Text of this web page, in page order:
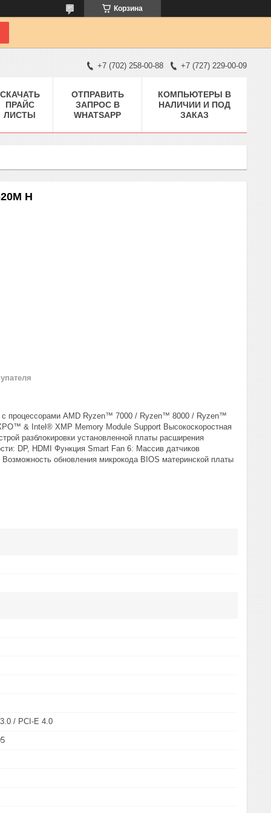
Корзина
+7 (702) 258-00-88 +7 (727) 229-00-09
СКАЧАТЬ
ПРАЙС
ЛИСТЫ
ОТПРАВИТЬ
ЗАПРОС В
WHATSAPP
КОМПЬЮТЕРЫ В
НАЛИЧИИ И ПОД
ЗАКАЗ
H
с процессорами AMD Ryzen™ 7000 / Ryzen™ 8000 / Ryzen™
& Intel® XMP Memory Module Support Высокоскоростная
разблокировки установленной платы расширения
DP, HDMI Функция Smart Fan 6: Массив датчиков
обновления микрокода BIOS материнской платы
/ PCI-E 4.0